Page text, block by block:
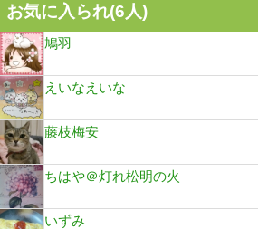
お気に入られ(6人)
鳩羽
えいなえいな
藤枝梅安
ちはや＠灯れ松明の火
いずみ